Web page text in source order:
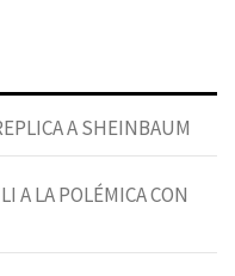
A SHEINBAUM
A LA POLÉMICA CON